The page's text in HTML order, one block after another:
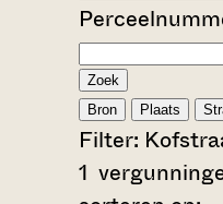
Zoek
Bron
Plaats
Filter:
1